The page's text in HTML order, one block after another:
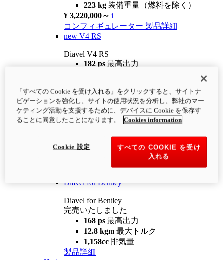
223 kg 装備重量（燃料を除く）
¥ 3,220,000～ i
コンフィギュレーター 製品詳細
new V4 RS
Diavel V4 RS
182 ps 最高出力
¥4,400,000 i
コンフィギュレーター 製品詳細
newV4 RS 100
12.2 kgm
最大トルク
装備重量（燃料を除く）
Diavel for Bentley
Diavel for Bentley
完売いたしました
168 ps 最高出力
12.8 kgm 最大トルク
1,158cc 排気量
製品詳細
「すべての Cookie を受け入れる」をクリックすると、サイトナ
ビゲーションを強化し、サイトの使用状況を分析し、弊社のマー
ケティング活動を支援するために、デバイスに Cookie を保存す
ることに同意したことになります。
Cookies information
すべての COOKIE を受け
入れる
Cookie 設定